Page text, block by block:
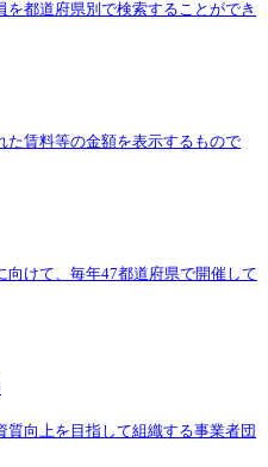
都道府県別で検索することができ
た賃料等の金額を表示するもので
向けて、毎年47都道府県で開催して
向上を目指して組織する事業者団